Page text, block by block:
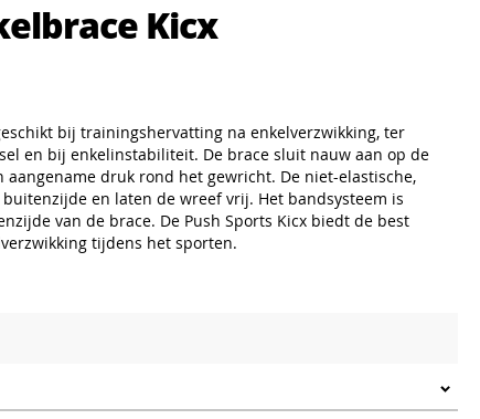
Kicx
bij trainingshervatting na enkelverzwikking, ter
en bij enkelinstabiliteit. De brace sluit nauw aan op de
druk rond het gewricht. De niet-elastische,
en laten de wreef vrij. Het bandsysteem is
van de brace. De Push Sports Kicx biedt de best
tijdens het sporten.